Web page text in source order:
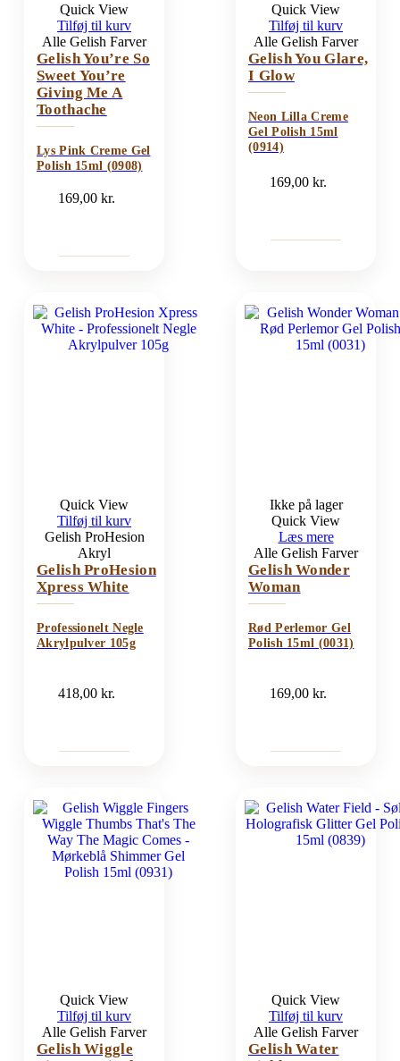
Quick View
Tilføj til kurv
Alle Gelish Farver
Gelish You’re So
Sweet You’re
Giving Me A
Toothache
Lys Pink Creme Gel
Polish 15ml (0908)
169,00kr.
Quick View
Tilføj til kurv
Alle Gelish Farver
Gelish You Glare,
I Glow
Neon Lilla Creme
Gel Polish 15ml
(0914)
169,00kr.
Quick View
Tilføj til kurv
Gelish ProHesion
Akryl
Gelish ProHesion
Xpress White
Professionelt Negle
Akrylpulver 105g
418,00kr.
Ikke på lager
Quick View
Læs mere
Alle Gelish Farver
Gelish Wonder
Woman
Rød Perlemor Gel
Polish 15ml (0031)
169,00kr.
Quick View
Tilføj til kurv
Alle Gelish Farver
Gelish Wiggle
Quick View
Tilføj til kurv
Alle Gelish Farver
Gelish Water